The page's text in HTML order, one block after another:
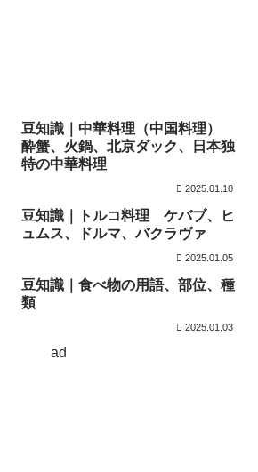
豆知識｜中華料理（中国料理）
酔蟹、火鍋、北京ダック、日本独
特の中華料理
2025.01.10
豆知識｜トルコ料理 ケバブ、ヒ
ュムス、ドルマ、バクラヴァ
2025.01.05
豆知識｜食べ物の用語、部位、種
類
2025.01.03
ad